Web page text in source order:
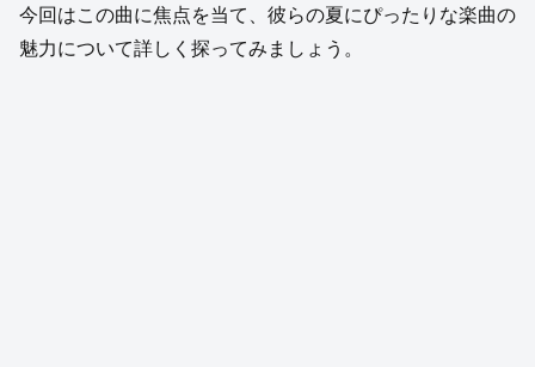
今回はこの曲に焦点を当て、彼らの夏にぴったりな楽曲の
魅力について詳しく探ってみましょう。